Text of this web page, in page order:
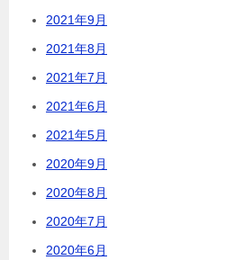
2021年9月
2021年8月
2021年7月
2021年6月
2021年5月
2020年9月
2020年8月
2020年7月
2020年6月